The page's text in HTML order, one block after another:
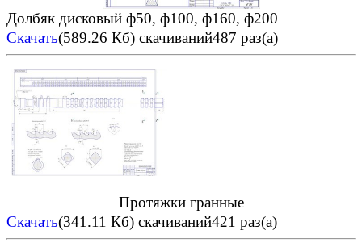
Долбяк дисковый ф50, ф100, ф160, ф200
Скачать(589.26 Кб) скачиваний487 раз(а)
Протяжки гранные
Скачать(341.11 Кб) скачиваний421 раз(а)